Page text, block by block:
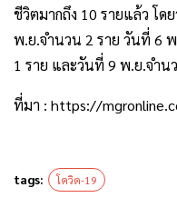
ชีวิตมากถึง 10 รายแล้ว โ
พ.ย.จำนวน 2 ราย วันที่ 6
1 ราย และวันที่ 9 พ.ย.จำน
ที่มา : https://
tags: โควิด-19